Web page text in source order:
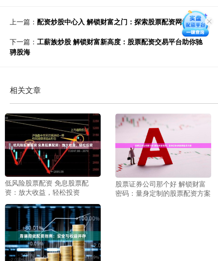
上一篇： 配资炒股中心入 解锁财富之门：探索股票配资网站
下一篇： 工薪族炒股 解锁财富新高度：股票配资交易平台助你驰
骋股海
相关文章
低风险股票配资 免息股票配
资：放大收益，轻松投资
股票证券公司那个好 解锁财富
密码：量身定制的股票配资方案